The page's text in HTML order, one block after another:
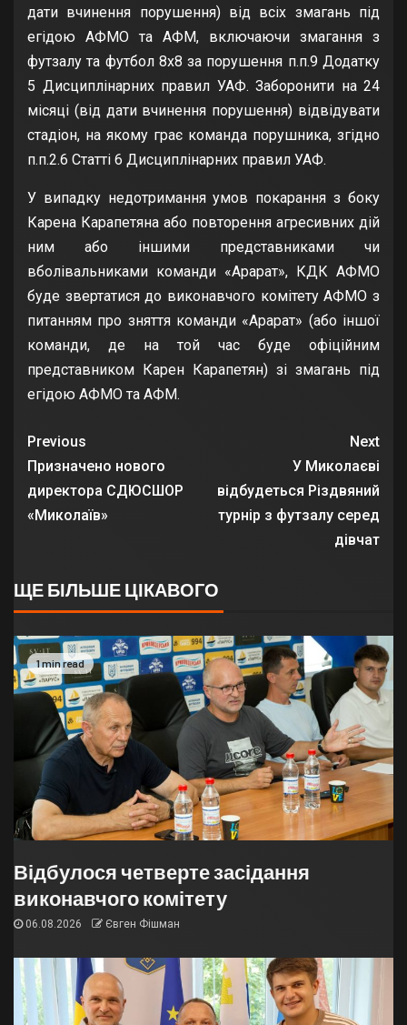
дати вчинення порушення) від всіх змагань під
егідою АФМО та АФМ, включаючи змагання з
футзалу та футбол 8х8 за порушення п.п.9 Додатку
5 Дисциплінарних правил УАФ. Заборонити на 24
місяці (від дати вчинення порушення) відвідувати
стадіон, на якому грає команда порушника, згідно
п.п.2.6 Статті 6 Дисциплінарних правил УАФ.
У випадку недотримання умов покарання з боку
Карена Карапетяна або повторення агресивних дій
ним або іншими представниками чи
вболівальниками команди «Арарат», КДК АФМО
буде звертатися до виконавчого комітету АФМО з
питанням про зняття команди «Арарат» (або іншої
команди, де на той час буде офіційним
представником Карен Карапетян) зі змагань під
егідою АФМО та АФМ.
Previous
Призначено нового
директора СДЮСШОР
«Миколаїв»
Next
У Миколаєві
відбудеться Різдвяний
турнір з футзалу серед
дівчат
ЩЕ БІЛЬШЕ ЦІКАВОГО
1 min read
Відбулося четверте засідання
виконавчого комітету
06.08.2026 Євген Фішман